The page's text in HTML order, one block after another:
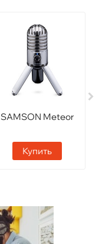
SAMSON Meteor
Купить